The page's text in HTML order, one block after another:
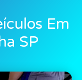
Em
SP